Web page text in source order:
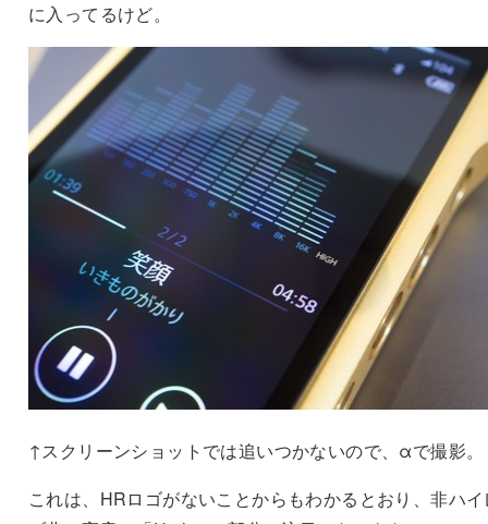
に入ってるけど。
↑スクリーンショットでは追いつかないので、αで撮影。
これは、HRロゴがないことからもわかるとおり、非ハ